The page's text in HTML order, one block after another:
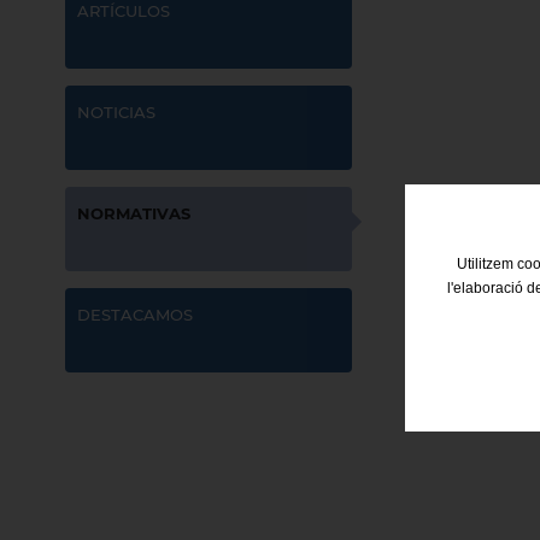
ARTÍCULOS
NOTICIAS
NORMATIVAS
DESTACAMOS
Utilitzem
l'elaboració